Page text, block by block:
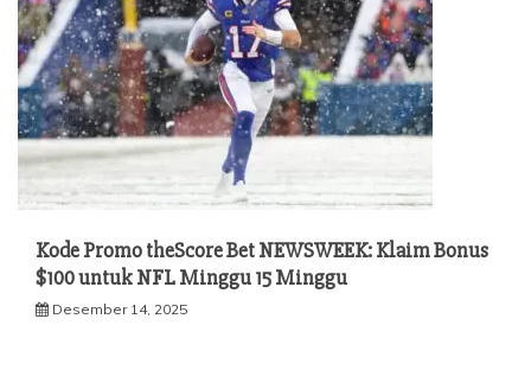
Kode Promo theScore Bet NEWSWEEK: Klaim Bonus
$100 untuk NFL Minggu 15 Minggu
Desember 14, 2025